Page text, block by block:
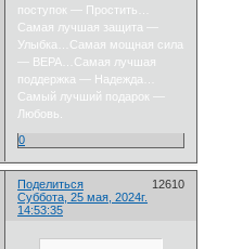
поступок — Простить…
Самая лучшая защита —
Улыбка…Самая мощная сила
— ВЕРА…Самая лучшая
поддержка — Надежда…
Самый лучший подарок —
Любовь.
0
Поделиться
12610
Суббота, 25 мая, 2024г.
14:53:35